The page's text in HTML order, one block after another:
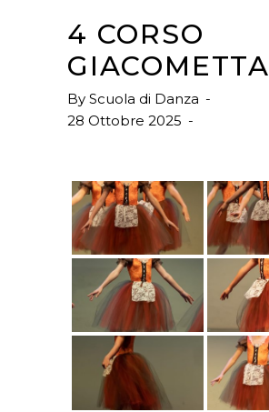
4 CORSO
GIACOMETTA
By Scuola di Danza
28 Ottobre 2025